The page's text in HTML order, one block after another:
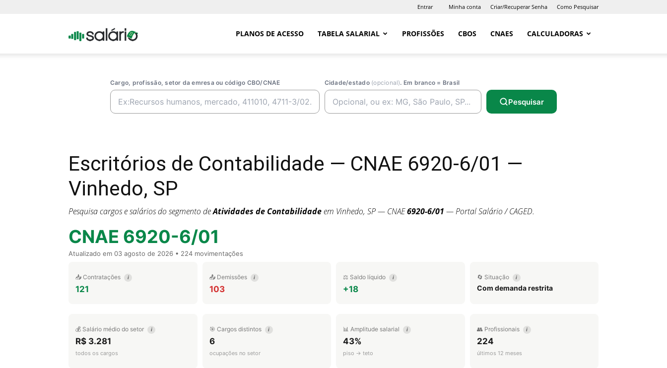
Entrar Minha conta Criar/Recuperar Senha Como Pesquisar
Portal PLANOS DE ACESSO TABELA SALARIAL PROFISSÕES CBOS CNAES CALCULADORAS
Cargo, profissão, setor da emresa ou código CBO/CNAE Cidade/estado (opcional). Em branco = Brasil
Pesquisar
Escritórios de Contabilidade — CNAE 6920-6/01 —
Vinhedo, SP
Pesquisa cargos e salários do segmento deAtividades de Contabilidadeem Vinhedo, SP — CNAE6920-6/01 — Portal Salário / CAGED.
CNAE 6920-6/01
Atualizado em 03 agosto de 2026 • 224 movimentações
📥 Contratações i
121
📤 Demissões i
103
⚖️ Saldo líquido i
+18
🔄 Situação i
Com demanda restrita
💰 Salário médio do setor i
R$ 3.281
todos os cargos
🎯 Cargos distintos i
6
ocupações no setor
📊 Amplitude salarial i
43%
piso → teto
👥 Profissionais i
224
últimos 12 meses